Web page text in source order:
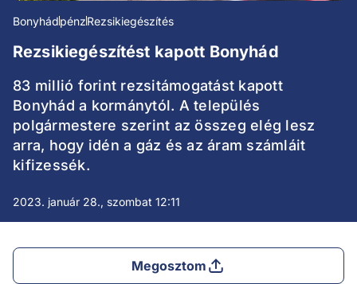
BonyhádpénzRezsikiegészítés
Rezsikiegészítést kapott Bonyhád
83 millió forint rezsitámogatást kapott
Bonyhád a kormánytól. A település
polgármestere szerint az összeg elég lesz
arra, hogy idén a gáz és az áram számláit
kifizessék.
2023. január 28., szombat 12:11
Megosztom